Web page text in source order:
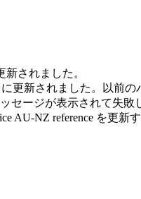
新されました。
更新されました。以前
セージが表示されて失
AU-NZ reference を更新